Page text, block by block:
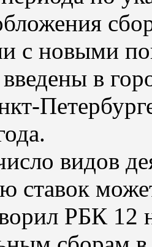
с новыми
в
видов
ставок
РБК 12